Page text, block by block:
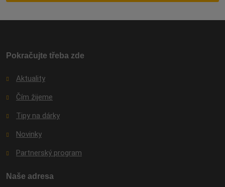
odeslat.
Pokračujte třeba zde
Aktuality
Čím žijeme
Tipy na dárky
Novinky
Partnerský program
Naše adresa